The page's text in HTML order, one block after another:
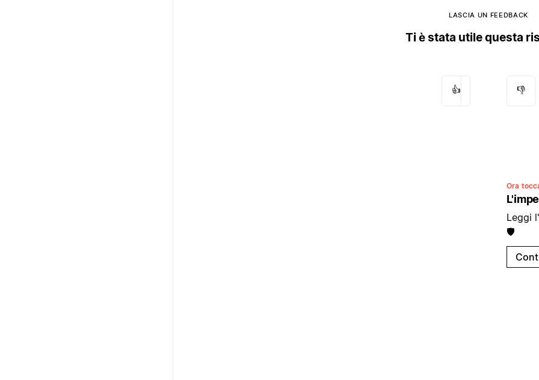
LASCIA UN FEEDBACK
Ti è stata utile questa
👍 👎
Ora
Leggi
🛡️